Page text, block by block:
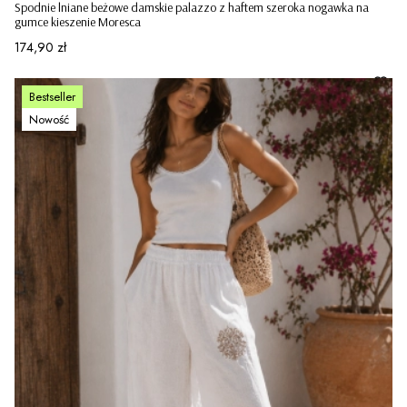
Spodnie lniane beżowe damskie palazzo z haftem szeroka nogawka na
gumce kieszenie Moresca
Cena
174,90 zł
Bestseller
Nowość